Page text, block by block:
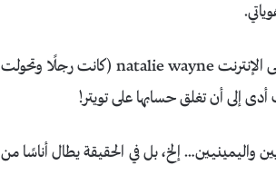
وليس هو وحده الذي تعرض لهجوم وإلغاء، بل واحدة من كبار هذا المجتمع على الإنترنت natalie wayne (كانت رجلًا وتحولت
إلى أن تغلق حسابها على تويتر!
إلخ، بل في الحقيقة يطال أناسًا من